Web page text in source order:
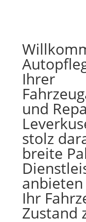
Ihrer
und
stolz
breite
Ihr
Zustand